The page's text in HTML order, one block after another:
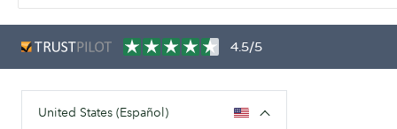
4.5/5
United States (Español)